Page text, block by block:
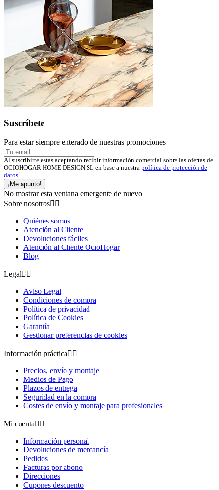
Suscríbete
Para estar siempre enterado de nuestras promociones
Al suscribirte estas aceptando recibir información comercial sobre las ofertas de
OCIOHOGAR HOME DESIGN SL en base a nuestra política de protección de
datos
¡Me apunto!
No mostrar esta ventana emergente de nuevo
Sobre nosotros 
Quiénes somos
Atención al Cliente
Devoluciones fáciles
Atención al Cliente OcioHogar
Blog
Legal 
Aviso Legal
Condiciones de compra
Política de privacidad
Política de Cookies
Garantía
Gestionar preferencias de cookies
Información práctica 
Precios, envío y montaje
Medios de Pago
Plazos de entrega
Seguridad en la compra
Costes de envío y montaje para profesionales
Mi cuenta 
Información personal
Devoluciones de mercancía
Pedidos
Facturas por abono
Direcciones
Cupones descuento